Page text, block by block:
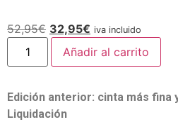
52,95€ 32,95€ iva incluido
Añadir al carrito
Edición anterior: cinta más fina
Liquidación